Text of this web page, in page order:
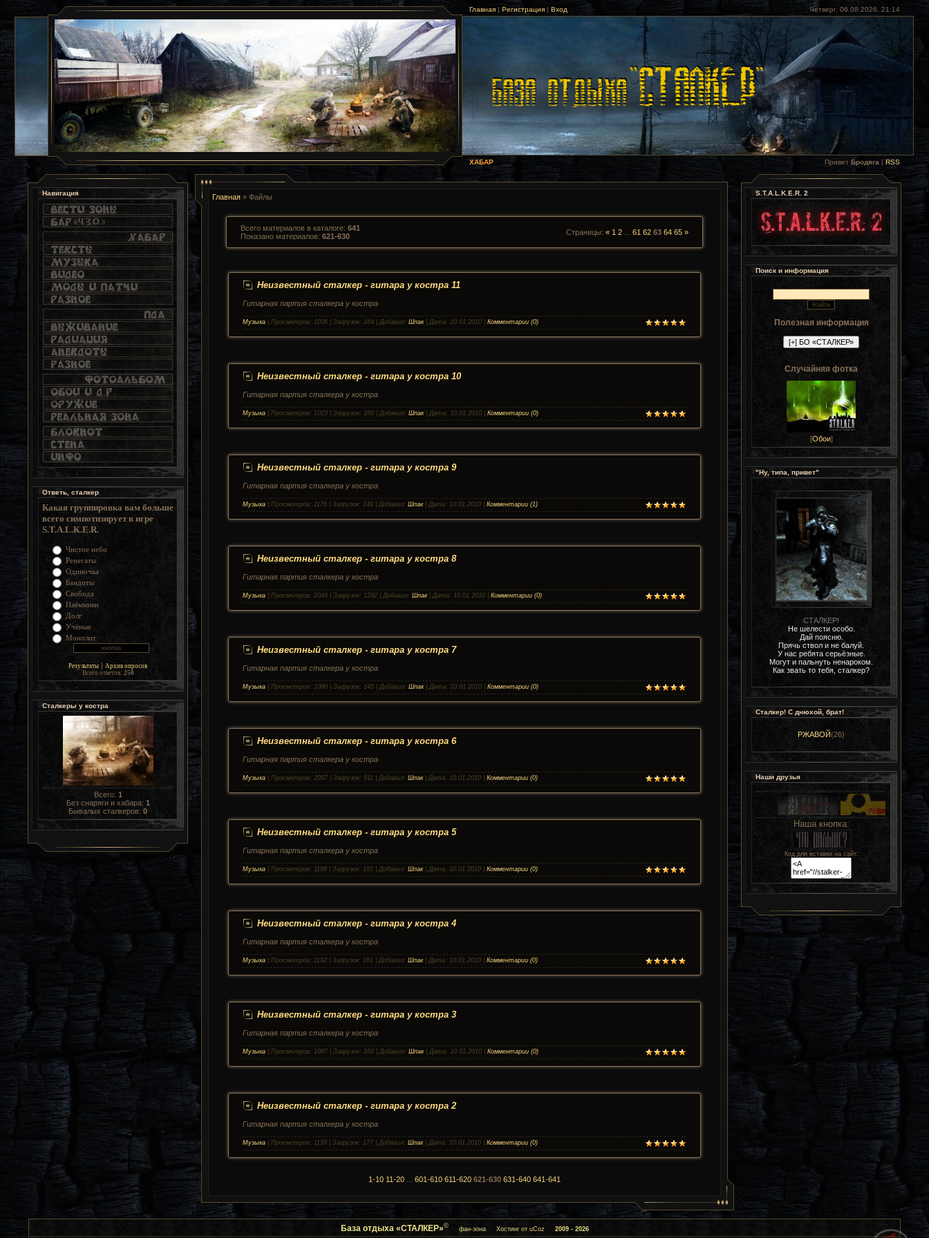
Главная |Регистрация |Вход Четверг, 06.08.2026, 21:14
ХАБАР Привет Бродяга |RSS
Навигация
Ответь, сталкер
Какая группировка вам больше
всего симпотизирует в игре
S.T.A.L.K.E.R.
Чистое небо
Ренегаты
Одиночка
Бандиты
Свобода
Наёмники
Долг
Учёные
Монолит
Результаты | Архив опросов
Всего ответов: 250
Сталкеры у костра
Всего: 1
Без снаряги и хабара: 1
Бывалых сталкеров: 0
Главная » Файлы
Всего материалов в каталоге: 641
Показано материалов: 621-630 Страницы: « 1 2 61 62 63 64 65 »
Неизвестный сталкер - гитара у костра 11
Гитарная партия сталкера у костра
Музыка Просмотров: 1036 Загрузок: 164 Добавил: Шпак| Дата: 10.01.2010 Комментарии (0)
Неизвестный сталкер - гитара у костра 10
Гитарная партия сталкера у костра
Музыка Просмотров: 1023 Загрузок: 160 Добавил: Шпак| Дата: 10.01.2010 Комментарии (0)
Неизвестный сталкер - гитара у костра 9
Гитарная партия сталкера у костра
Музыка Просмотров: 1176 Загрузок: 149 Добавил: Шпак| Дата: 10.01.2010 Комментарии (1)
Неизвестный сталкер - гитара у костра 8
Гитарная партия сталкера у костра
Музыка Просмотров: 2044 Загрузок: 1292 Добавил: Шпак| Дата: 10.01.2010 Комментарии (0)
Неизвестный сталкер - гитара у костра 7
Гитарная партия сталкера у костра
Музыка Просмотров: 1080 Загрузок: 145 Добавил: Шпак| Дата: 10.01.2010 Комментарии (0)
Неизвестный сталкер - гитара у костра 6
Гитарная партия сталкера у костра
Музыка Просмотров: 2057 Загрузок: 911 Добавил: Шпак| Дата: 10.01.2010 Комментарии (0)
Неизвестный сталкер - гитара у костра 5
Гитарная партия сталкера у костра
Музыка Просмотров: 1198 Загрузок: 181 Добавил: Шпак| Дата: 10.01.2010 Комментарии (0)
Неизвестный сталкер - гитара у костра 4
Гитарная партия сталкера у костра
Музыка Просмотров: 1192 Загрузок: 161 Добавил: Шпак| Дата: 10.01.2010 Комментарии (0)
Неизвестный сталкер - гитара у костра 3
Гитарная партия сталкера у костра
Музыка Просмотров: 1087 Загрузок: 160 Добавил: Шпак| Дата: 10.01.2010 Комментарии (0)
Неизвестный сталкер - гитара у костра 2
Гитарная партия сталкера у костра
Музыка Просмотров: 1139 Загрузок: 177 Добавил: Шпак| Дата: 10.01.2010 Комментарии (0)
1-10 11-20 601-610 611-620 621-630 631-640 641-641
S.T.A.L.K.E.R. 2
Поиск и информация
Полезная информация
Случайняя фотка
[Обои]
"Ну, типа, привет"
СТАЛКЕР!
Не шелести особо.
Дай поясню.
Прячь ствол и не балуй.
У нас ребята серьёзные.
Могут и пальнуть ненароком.
Как звать то тебя, сталкер?
Сталкер! С днюхой, брат!
РЖАВОЙ(26)
Наши друзья
Наша кнопка:
Код для вставки на сайт:
База отдыха «СТАЛКЕР»© фан-зона Хостинг от uCoz 2009 - 2026